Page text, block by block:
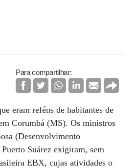
Para compartilhar:
eram reféns de habitantes de
Corumbá (MS). Os ministros
(Desenvolvimento
Suárez exigiram, sem
EBX, cujas atividades o